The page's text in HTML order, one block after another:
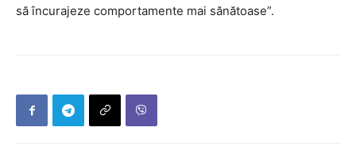
să încurajeze comportamente mai sănătoase”.